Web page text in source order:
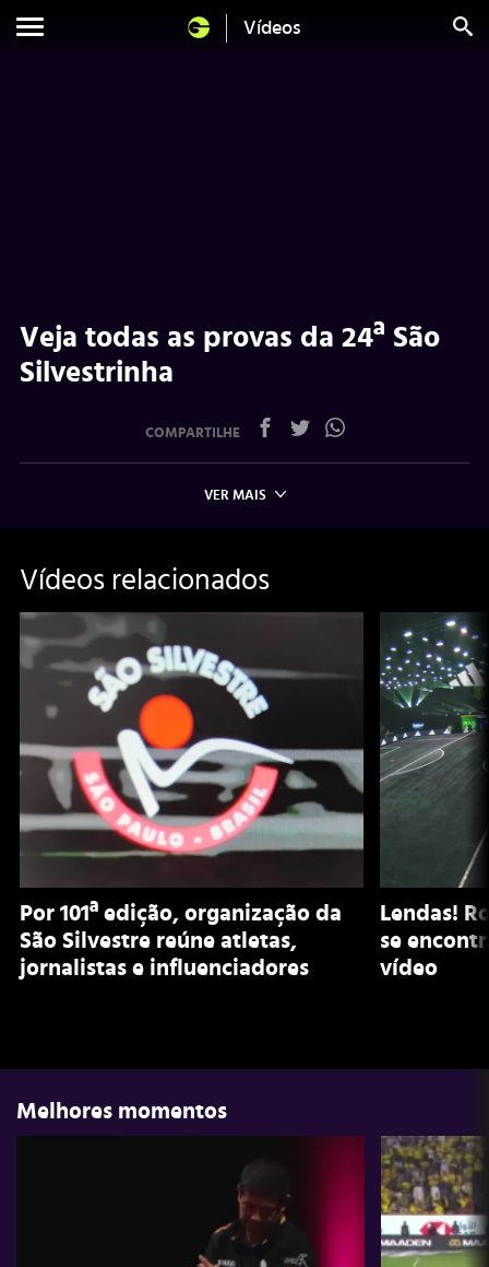
Vídeos
Veja todas as provas da 24ª São
Silvestrinha
COMPARTILHE
VER MAIS
Vídeos relacionados
Por 101ª edição, organização da
São Silvestre reúne atletas,
jornalistas e influenciadores
Lendas!
se
vídeo
Melhores momentos